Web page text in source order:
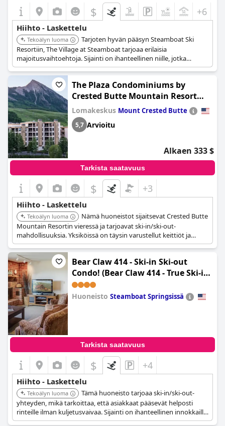
$ +6
Hiihto - Laskettelu
Tekoälyn luoma
Tarjoten hyvän pääsyn Steamboat Ski
Resortiin, The Village at Steamboat tarjoaa erilaisia
majoitusvaihtoehtoja. Sijainti on ihanteellinen niille, jotka
haluavat olla lähellä rinteitä.
The Plaza Condominiums by
Crested Butte Mountain Resort
(The Plaza Condominiums, A Vail
Resorts Property)
Lomakeskus Mount Crested Butte
5,7 Arvioitu
Alkaen 333 $
Tarkista saatavuus
$ +3
Hiihto - Laskettelu
Tekoälyn luoma
Nämä huoneistot sijaitsevat Crested Butte
Mountain Resortin vieressä ja tarjoavat ski-in/ski-out-
mahdollisuuksia. Yksiköissä on täysin varustellut keittiöt ja
oleskelutilat, mikä tekee niistä sopivia pidempiin oleskeluihin.
Bear Claw 414 - Ski-in Ski-out
Condo! (Bear Claw 414 - True Ski-in
Ski-out Access, Slope Views &
Winter Shuttle!)
Huoneisto Steamboat Springsissä
Tarkista saatavuus
$ +4
Hiihto - Laskettelu
Tekoälyn luoma
Tämä huoneisto tarjoaa ski-in/ski-out-
yhteyden, mikä tarkoittaa, että asiakkaat pääsevät helposti
rinteille ilman kuljetusvaivaa. Sijainti on ihanteellinen innokkaille
hiihtäjille, jotka etsivät mukavuutta.